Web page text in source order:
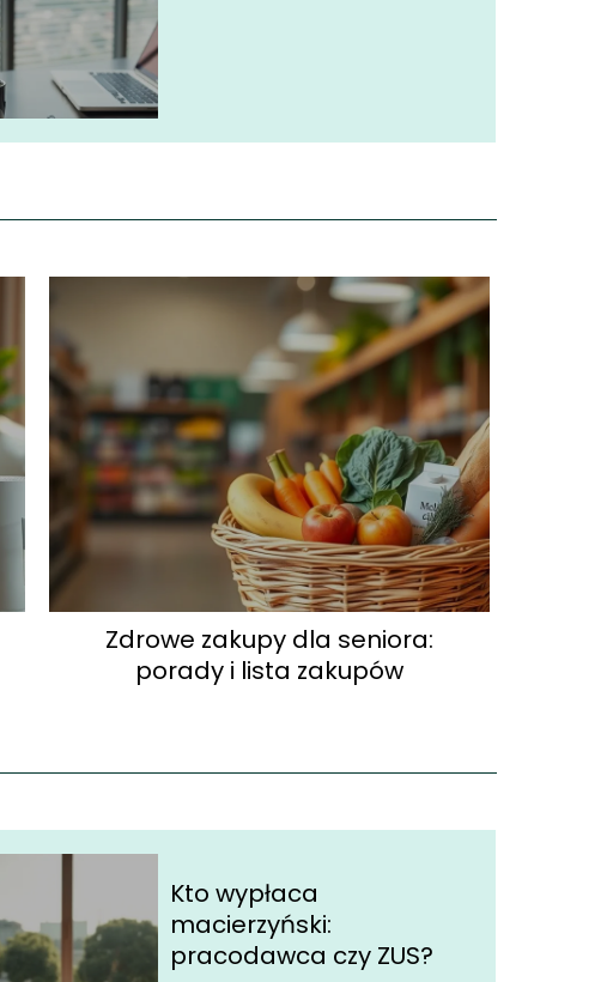
Zdrowe zakupy dla seniora:
porady i lista zakupów
Kto wypłaca
macierzyński:
pracodawca czy ZUS?